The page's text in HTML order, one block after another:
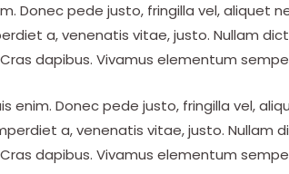
Donec pede justo, fringilla vel, aliquet
a, venenatis vitae, justo. Nullam
dapibus. Vivamus elementum
enim. Donec pede justo, fringilla vel,
a, venenatis vitae, justo. Nullam
dapibus. Vivamus elementum